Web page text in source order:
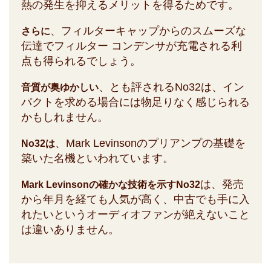
熱の発生を抑えるメリットを得るためです。
さらに、フィルターキャップからのスムーズな
伝達でフィルター コンデンサが充電される利
点も得られるでしょう。
音質が奥ゆかしい、とも評されるNo32は、イン
パクトを求める場合には物足りなく感じられる
かもしれません。
No32は、Mark Levinsonのプリアンプの基礎を
築いた名機といわれています。
Mark Levinsonの確かな技術を示すNo32は、発売
から年月を経ても人気が高く、中古でも手に入
れたいというオーディオファンが絶えないこと
は違いありません。